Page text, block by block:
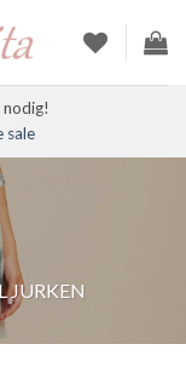
nodig!
sale
JURKEN